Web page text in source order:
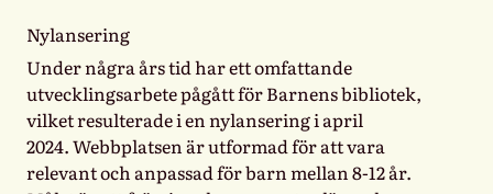
Nylansering
Under några års tid har ett omfattande
utvecklingsarbete pågått för Barnens bibliotek,
vilket resulterade i en nylansering i april
2024.Webbplatsen ärutformad för att vara
relevant och anpassad för barn mellan 8-12 år.